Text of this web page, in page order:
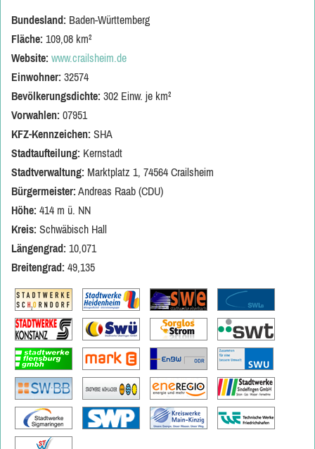
Bundesland: Baden-Württemberg
Fläche: 109,08 km²
Website: www.crailsheim.de
Einwohner: 32574
Bevölkerungsdichte: 302 Einw. je km²
Vorwahlen: 07951
KFZ-Kennzeichen: SHA
Stadtaufteilung: Kernstadt
Stadtverwaltung: Marktplatz 1, 74564 Crailsheim
Bürgermeister: Andreas Raab (CDU)
Höhe: 414 m ü. NN
Kreis: Schwäbisch Hall
Längengrad: 10,071
Breitengrad: 49,135